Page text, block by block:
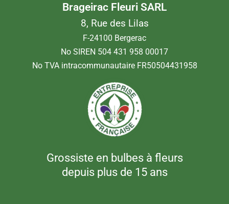
Brageirac Fleuri SARL
8, Rue des Lilas
F-24100 Bergerac
No SIREN 504 431 958 00017
No TVA intracommunautaire FR50504431958
Grossiste en bulbes à fleurs
depuis plus de 15 ans